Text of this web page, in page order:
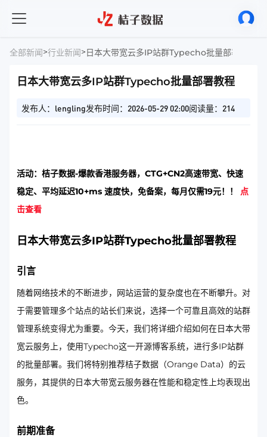
全部新闻>行业新闻>日本大带宽云多IP站群Typecho批量部署教程
日本大带宽云多IP站群Typecho批量部署教程
发布人：lengling发布时间：2026-05-29 02:00阅读量：214
活动：桔子数据-爆款香港服务器，CTG+CN2高速带宽、快速
稳定、平均延迟10+ms 速度快，免备案，每月仅需19元！！ 点
击查看
日本大带宽云多IP站群Typecho批量部署教程
引言
随着网络技术的不断进步，网站运营的复杂度也在不断攀升。对
于需要管理多个站点的站长们来说，选择一个可靠且高效的站群
管理系统变得尤为重要。今天，我们将详细介绍如何在日本大带
宽云服务上，使用Typecho这一开源博客系统，进行多IP站群
的批量部署。我们将特别推荐桔子数据（Orange Data）的云
服务，其提供的日本大带宽云服务器在性能和稳定性上均表现出
色。
前期准备